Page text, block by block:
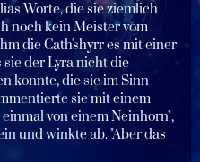
Worte, die sie ziemlich
noch kein Meister vom
die Cath'shyrr es mit einer
der Lyra nicht die
konnte, die sie im Sinn
sie mit einem
von einem Neinhorn",
und winkte ab. "Aber das